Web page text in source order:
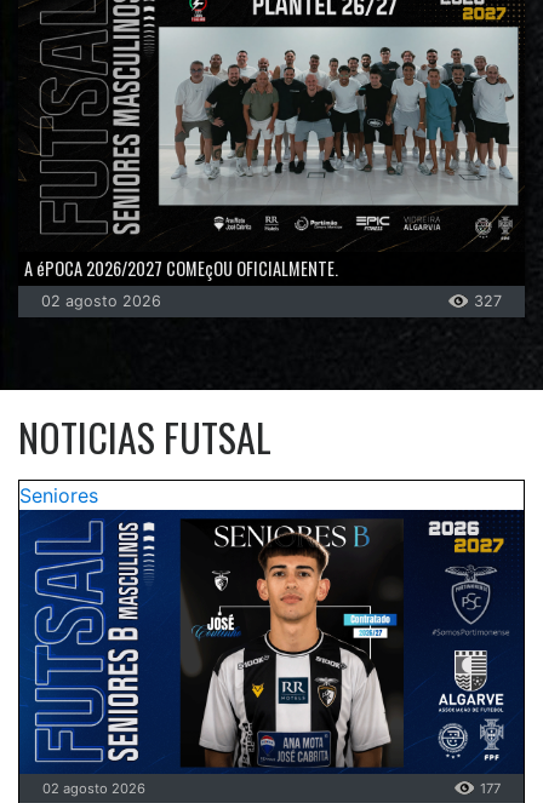
A éPOCA 2026/2027 COMEçOU OFICIALMENTE.
02 agosto 2026 327
NOTICIAS FUTSAL
Seniores
02 agosto 2026 177